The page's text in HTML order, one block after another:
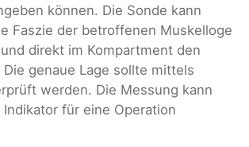
können. Die Sonde kann
Faszie der betroffenen Muskelloge
direkt im Kompartment den
genaue Lage sollte mittels
werden. Die Messung kann
für eine Operation